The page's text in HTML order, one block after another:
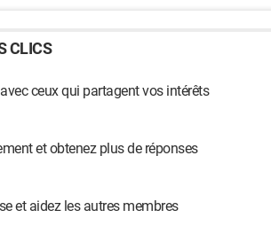
CLICS
ceux qui partagent vos intérêts
et obtenez plus de réponses
et aidez les autres membres